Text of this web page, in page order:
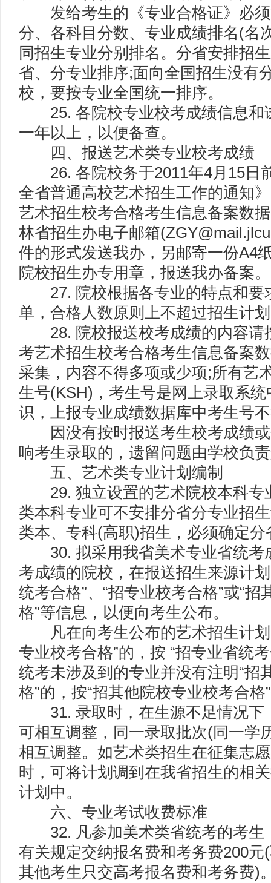
发给考生的《专业合格证》必须
分、各科目分数、专业成绩排名(名
同招生专业分别排名。分省安排招
省、分专业排序;面向全国招生没有
校，要按专业全国统一排序。
25. 各院校专业校考成绩信息和
一年以上，以便备查。
四、报送艺术类专业校考成绩
26. 各院校务于2011年4月15日
全省普通高校艺术招生工作的通知
艺术招生校考合格考生信息备案数
林省招生办电子邮箱
件的形式发送我办，另邮寄一份A4
院校招生办专用章，报送我办备案。
27. 院校根据各专业的特点和要
单，合格人数原则上不超过招生计
28. 院校报送校考成绩的内容请
考艺术招生校考合格考生信息备案
采集，内容不得多项或少项;所有艺
生号(KSH)，考生号是网上录取系
识，上报专业成绩数据库中考生号
因没有按时报送考生校考成绩或
响考生录取的，遗留问题由学校负
五、艺术类专业计划编制
29. 独立设置的艺术院校本科专
类本科专业可不安排分省分专业招
类本、专科(高职)招生，必须确定
30. 拟采用我省美术专业省统考
考成绩的院校，在报送招生来源计
统考合格”、“招专业校考合格”或“
格”等信息，以便向考生公布。
凡在向考生公布的艺术招生计划
专业校考合格”的，按 “招专业省统
统考未涉及到的专业并没有注明“招
格”的，按“招其他院校专业校考合格
31. 录取时，在生源不足情况下
可相互调整，同一录取批次(同一学
相互调整。如艺术类招生在征集志
时，可将计划调到在我省招生的相
计划中。
六、专业考试收费标准
32. 凡参加美术类省统考的考生
有关规定交纳报名费和考务费200
其他考生只交高考报名费和考务费)